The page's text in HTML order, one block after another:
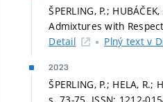
ŠPERLING, P.;
Admixtures with
Detail
Plný text v
2023
ŠPERLING, P.; HELA,